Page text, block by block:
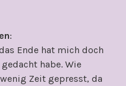
:
Ende hat mich doch
habe. Wie
Zeit gepresst, da